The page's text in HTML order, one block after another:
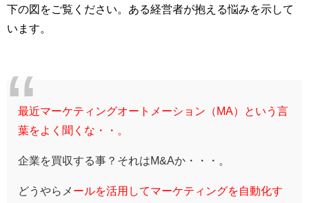
下の図をご覧ください。ある経営者が抱える悩みを示して
います。
最近マーケティングオートメーション（MA）という言
葉をよく聞くな・・。
企業を買収する事？それはM&Aか・・・。
どうやらメ ールを活用してマーケティングを自動化す